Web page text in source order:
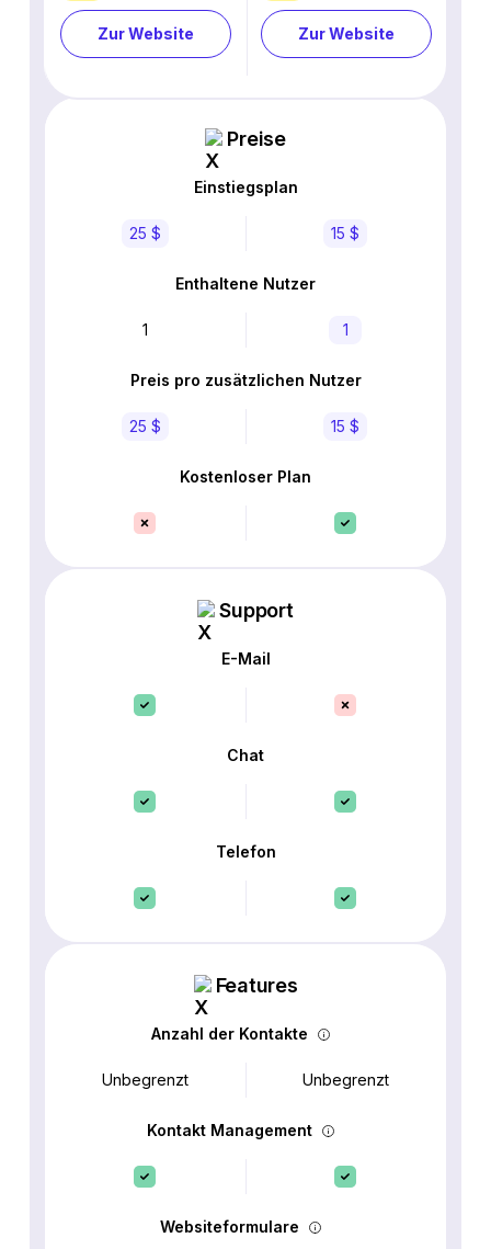
Zur Website Zur Website
Preise
Einstiegsplan
25 $ 15 $
Enthaltene Nutzer
1 1
Preis pro zusätzlichen Nutzer
25 $ 15 $
Kostenloser Plan
Support
E-Mail
Chat
Telefon
Features
Anzahl der Kontakte
Unbegrenzt Unbegrenzt
Kontakt Management
Websiteformulare